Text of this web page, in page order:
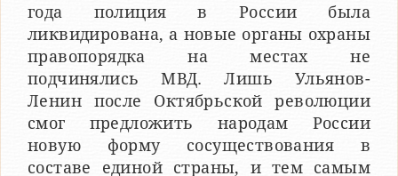
года полиция в России была
ликвидирована, а новые органы охраны
правопорядка на местах не
подчинялись МВД. Лишь Ульянов-
Ленин после Октябрьской революции
смог предложить народам России
новую форму сосуществования в
составе единой страны, и тем самым